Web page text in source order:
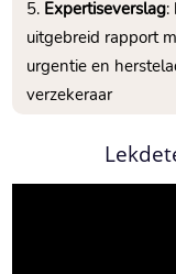
Expertiseverslag:
uitgebreid rapport
urgentie en
verzekeraar